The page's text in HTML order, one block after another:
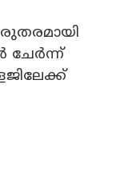
ചേര്‍ന്ന്